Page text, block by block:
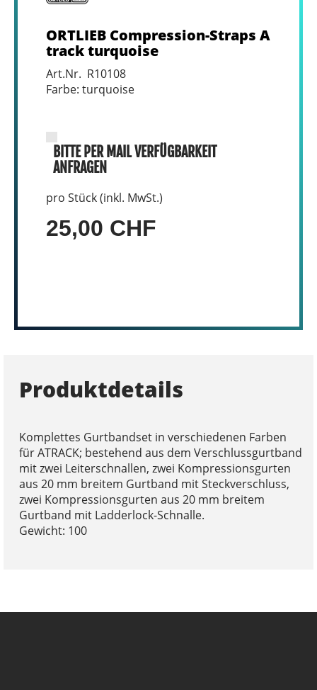
ORTLIEB Compression-Straps A
track turquoise
Art.Nr. R10108
Farbe: turquoise
BITTE PER MAIL VERFÜGBARKEIT
ANFRAGEN
pro Stück (inkl. MwSt.)
25,00 CHF
Produktdetails
Komplettes Gurtbandset in verschiedenen Farben
für ATRACK; bestehend aus dem Verschlussgurtband
mit zwei Leiterschnallen, zwei Kompressionsgurten
aus 20 mm breitem Gurtband mit Steckverschluss,
zwei Kompressionsgurten aus 20 mm breitem
Gurtband mit Ladderlock-Schnalle.
Gewicht: 100